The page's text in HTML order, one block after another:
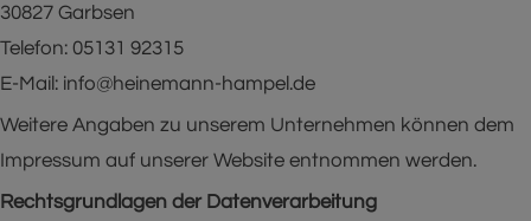
30827 Garbsen
Telefon: 05131 92315
E-Mail: info@heinemann-hampel.de
Weitere Angaben zu unserem Unternehmen können dem
Impressum auf unserer Website entnommen werden.
Rechtsgrundlagen der Datenverarbeitung